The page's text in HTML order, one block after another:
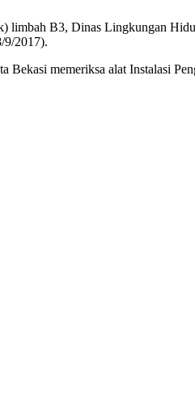
limbah B3, Dinas Lingkungan
9/2017).
Bekasi memeriksa alat Instalasi